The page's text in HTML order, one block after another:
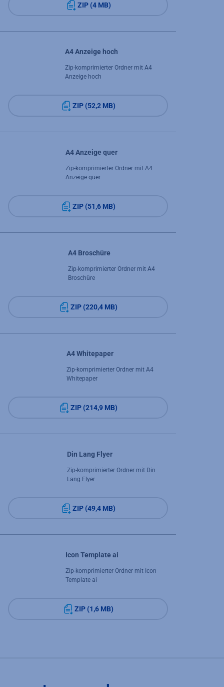
ZIP (4 MB)
A4 Anzeige hoch
Zip-komprimierter Ordner mit A4
Anzeige hoch
ZIP (52,2 MB)
A4 Anzeige quer
Zip-komprimierter Ordner mit A4
Anzeige quer
ZIP (51,6 MB)
A4 Broschüre
Zip-komprimierter Ordner mit A4
Broschüre
ZIP (220,4 MB)
A4 Whitepaper
Zip-komprimierter Ordner mit A4
Whitepaper
ZIP (214,9 MB)
Din Lang Flyer
Zip-komprimierter Ordner mit Din
Lang Flyer
ZIP (49,4 MB)
Icon Template ai
Zip-komprimierter Ordner mit Icon
Template ai
ZIP (1,6 MB)